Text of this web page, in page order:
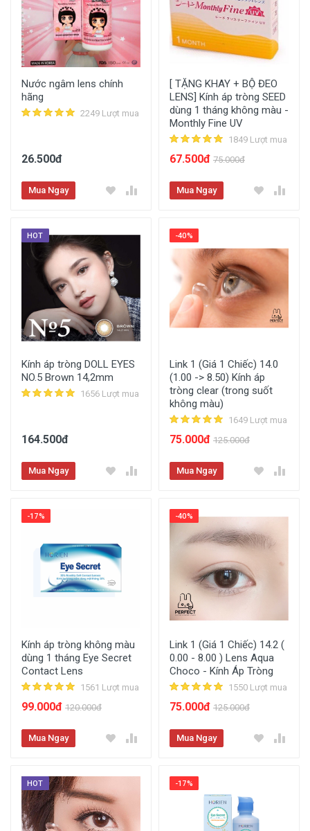
Nước ngâm lens chính
hãng
2249 Lượt mua
26.500đ
Mua Ngay
[ TẶNG KHAY + BỘ ĐEO
LENS] Kính áp tròng SEED
dùng 1 tháng không màu -
Monthly Fine UV
1849 Lượt mua
67.500đ 75.000đ
Mua Ngay
HOT
Kính áp tròng DOLL EYES
NO.5 Brown 14,2mm
1656 Lượt mua
164.500đ
Mua Ngay
-40%
Link 1 (Giá 1 Chiếc) 14.0
(1.00 -> 8.50) Kính áp
tròng clear (trong suốt
không màu)
1649 Lượt mua
75.000đ 125.000đ
Mua Ngay
-17%
Kính áp tròng không màu
dùng 1 tháng Eye Secret
Contact Lens
1561 Lượt mua
99.000đ 120.000đ
Mua Ngay
-40%
Link 1 (Giá 1 Chiếc) 14.2 (
0.00 - 8.00 ) Lens Aqua
Choco - Kính Áp Tròng
1550 Lượt mua
75.000đ 125.000đ
Mua Ngay
HOT -17%